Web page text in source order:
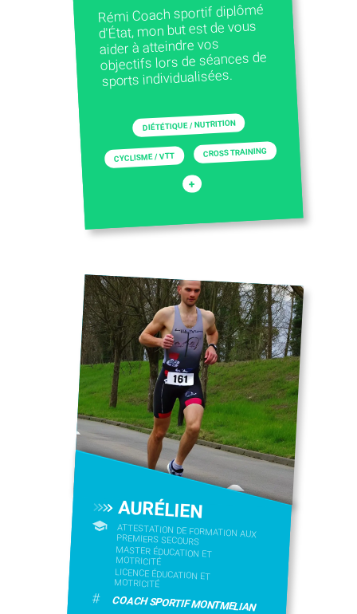
Rémi Coach sportif diplômé
d'État, mon but est de vous
aider à atteindre vos
objectifs lors de séances de
sports individualisées.
DIÉTÉTIQUE / NUTRITION
CYCLISME / VTT CROSS TRAINING
+
AURÉLIEN
ATTESTATION DE FORMATION AUX
PREMIERS SECOURS
MASTER ÉDUCATION ET
MOTRICITÉ
LICENCE ÉDUCATION ET
MOTRICITÉ
# COACH SPORTIF MONTMELIAN